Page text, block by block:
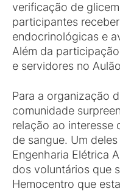
verificação de
participantes
endocrinológicas e
Além da
e servidores no
Para a organização
comunidade
relação ao interesse
de sangue. Um
Engenharia Elétrica
dos voluntários que
Hemocentro que